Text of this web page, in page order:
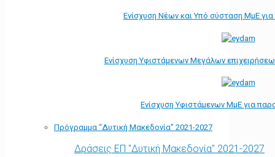
Ενίσχυση Νέων και Υπό σύσταση ΜμΕ
Ενίσχυση Υφιστάμενων Μεγάλων
Ενίσχυση Υφιστάμενων ΜμΕ για
Πρόγραμμα “Δυτική Μακεδονία” 2021-2027
Δράσεις ΕΠ "Δυτική Μακεδονία" 2021-2027